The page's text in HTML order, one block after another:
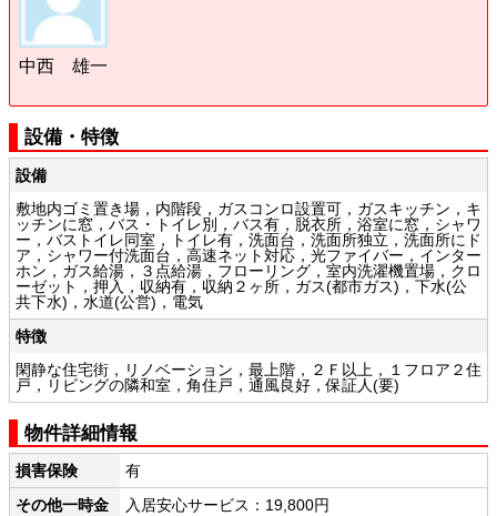
中西 雄一
設備・特徴
設備
敷地内ゴミ置き場，内階段，ガスコンロ設置可，ガスキッチン，キ
ッチンに窓，バス・トイレ別，バス有，脱衣所，浴室に窓，シャワ
ー，バストイレ同室，トイレ有，洗面台，洗面所独立，洗面所にド
ア，シャワー付洗面台，高速ネット対応，光ファイバー，インター
ホン，ガス給湯，３点給湯，フローリング，室内洗濯機置場，クロ
ーゼット，押入，収納有，収納２ヶ所，ガス(都市ガス)，下水(公
共下水)，水道(公営)，電気
特徴
閑静な住宅街，リノベーション，最上階，２Ｆ以上，１フロア２住
戸，リビングの隣和室，角住戸，通風良好，保証人(要)
物件詳細情報
損害保険
有
その他一時金
入居安心サービス：19,800円